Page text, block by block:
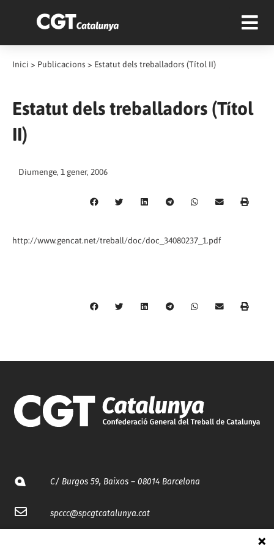
Inici > Publicacions > Estatut dels treballadors (Títol II)
Estatut dels treballadors (Títol
II)
Diumenge, 1 gener, 2006
http://www.gencat.net/treball/doc/doc_34080237_1.pdf
C/ Burgos 59, Baixos – 08014 Barcelona
spccc@spcgtcatalunya.cat